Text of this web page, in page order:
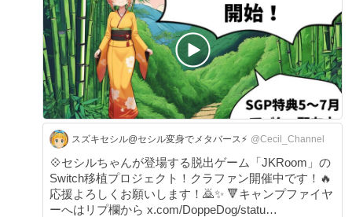
スズキセシル@セシル変身でメタバース⚡️ @Cecil_Channel
💠セシルちゃんが登場する脱出ゲーム「JKRoom」の
Switch移植プロジェクト！クラファン開催中です！🔥
応援よろしくお願いします！🙇✨ 🔻キャンプファイヤ
ーへはリプ欄から x.com/DoppeDog/statu…